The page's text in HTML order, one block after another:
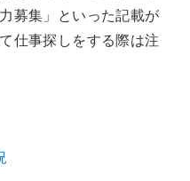
募集」といった記載が
仕事探しをする際は注